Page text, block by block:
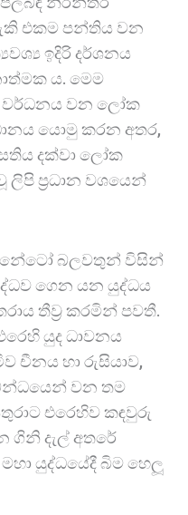
එකම පන්තිය වන
ඉදිරි දර්ශනය
ය. මෙම
වර්ධනය වන ලෝක
යොමු කරන අතර,
සතිය දක්වා ලෝක
ලිපි ප්‍රධාන වශයෙන්
නේටෝ බලවතුන් විසින්
ගෙන යන යුද්ධය
තීව්‍ර කරමින් පවතී.
යුද ධාවනය
චීනය හා රුසියාව,
වන තම
එරෙහිව කඳවුරු
ගිනි දැල් අතරේ
යුද්ධයේදී බිම හෙලූ